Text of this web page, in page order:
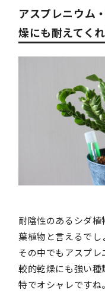
アスプレニウム
燥にも耐えてく
耐陰性のあるシダ
葉植物と言えるでし
その中でもアスプ
較的乾燥にも強い種
特でオシャレですね。